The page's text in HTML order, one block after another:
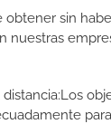
sin
nuestras